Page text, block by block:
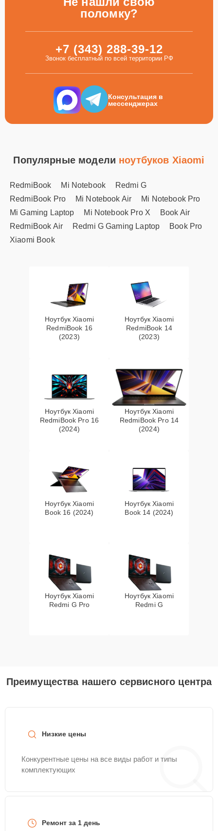
поломку?
+7 (343) 288-39-12
Звонок бесплатный по всей территории РФ
Консультация в
мессенджерах
Популярные модели ноутбуков Xiaomi
RedmiBook Mi Notebook
Redmi G
RedmiBook Pro
Mi Notebook Air
Mi Notebook Pro
Mi Gaming Laptop
Mi Notebook Pro X
Book Air
RedmiBook Air
Redmi G Gaming Laptop
Book Pro
Xiaomi Book
Ноутбук Xiaomi
RedmiBook 16
(2023)
Ноутбук Xiaomi
RedmiBook 14
(2023)
Ноутбук Xiaomi
RedmiBook Pro 16
(2024)
Ноутбук Xiaomi
RedmiBook Pro 14
(2024)
Ноутбук Xiaomi
Book 16 (2024)
Ноутбук Xiaomi
Book 14 (2024)
Ноутбук Xiaomi
Redmi G Pro
Ноутбук Xiaomi
Redmi G
Преимущества нашего сервисного центра
Низкие цены
Конкурентные цены на все виды работ и типы
комплектующих
Ремонт за 1 день